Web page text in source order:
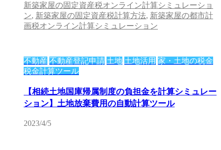
新築家屋の固定資産税オンライン計算シミュレーショ
ン, 新築家屋の固定資産税計算方法, 新築家屋の都市計
画税オンライン計算シミュレーション
不動産 不動産登記申請 土地 土地活用 家・土地の税金
税金計算ツール
【相続土地国庫帰属制度の負担金を計算シミュレー
ション】土地放棄費用の自動計算ツール
2023/4/5